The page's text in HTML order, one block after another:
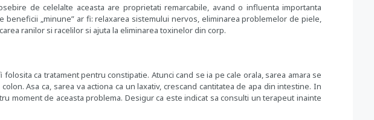
de celelalte aceasta are proprietati remarcabile, avand o influenta importanta
beneficii „minune” ar fi: relaxarea sistemului nervos, eliminarea problemelor de piele,
ranilor si racelilor si ajuta la eliminarea toxinelor din corp.
ca tratament pentru constipatie. Atunci cand se ia pe cale orala, sarea amara se
Asa ca, sarea va actiona ca un laxativ, crescand cantitatea de apa din intestine. In
moment de aceasta problema. Desigur ca este indicat sa consulti un terapeut inainte